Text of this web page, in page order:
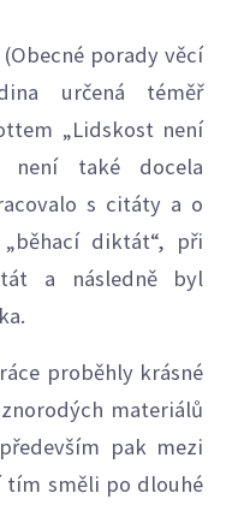
porady věcí
určená téměř
„Lidskost není
také docela
s citáty a o
diktát“, při
a následně byl
proběhly krásné
materiálů
pak mezi
tím směli po dlouhé